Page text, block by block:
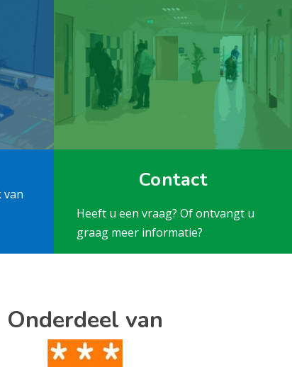
van
Contact
Heeft u een vraag? Of ontvangt u
graag meer informatie?
Onderdeel van